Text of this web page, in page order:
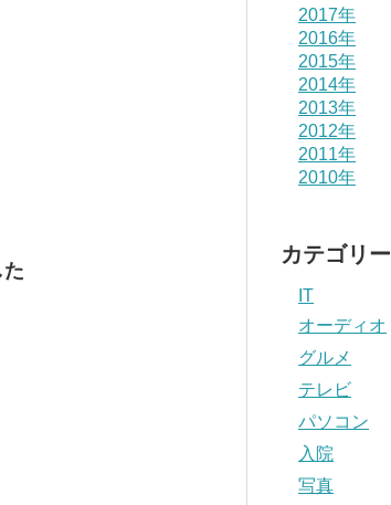
2017年
2016年
2015年
2014年
2013年
2012年
2011年
2010年
カテゴリー
IT
オーディオ
グルメ
テレビ
パソコン
入院
写真